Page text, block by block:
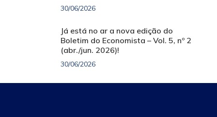
30/06/2026
Já está no ar a nova edição do
Boletim do Economista – Vol. 5, nº 2
(abr./jun. 2026)!
30/06/2026